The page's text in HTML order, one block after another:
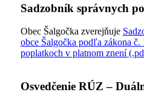
Sadzobník správnych
Obec Šalgočka zverejňuje
obce Šalgočka podľa zákona
poplatkoch v platnom znení
Osvedčenie RÚZ –